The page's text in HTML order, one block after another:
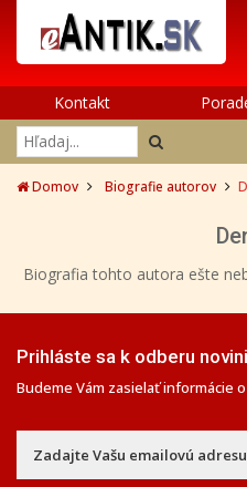
Kontakt
Domov Biografie autorov
Biografia tohto autora ešte
Prihláste sa k odberu
Budeme Vám zasielať informácie